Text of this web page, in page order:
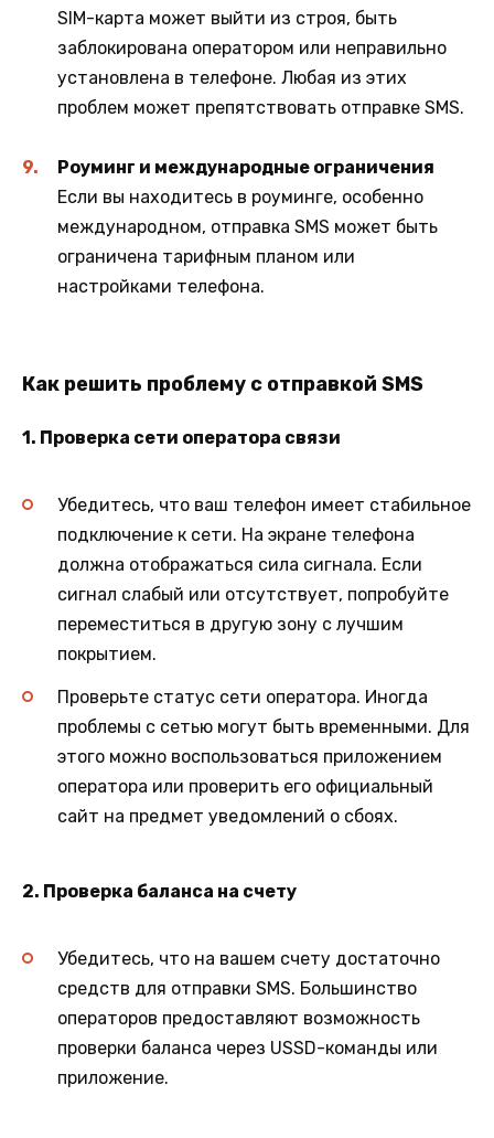
SIM-карта может выйти из строя, быть
заблокирована оператором или неправильно
установлена в телефоне. Любая из этих
проблем может препятствовать отправке SMS.
Роуминг и международные ограничения
Если вы находитесь в роуминге, особенно
международном, отправка SMS может быть
ограничена тарифным планом или
настройками телефона.
Как решить проблему с отправкой SMS
1. Проверка сети оператора связи
Убедитесь, что ваш телефон имеет стабильное
подключение к сети. На экране телефона
должна отображаться сила сигнала. Если
сигнал слабый или отсутствует, попробуйте
переместиться в другую зону с лучшим
покрытием.
Проверьте статус сети оператора. Иногда
проблемы с сетью могут быть временными. Для
этого можно воспользоваться приложением
оператора или проверить его официальный
сайт на предмет уведомлений о сбоях.
2. Проверка баланса на счету
Убедитесь, что на вашем счету достаточно
средств для отправки SMS. Большинство
операторов предоставляют возможность
проверки баланса через USSD-команды или
приложение.